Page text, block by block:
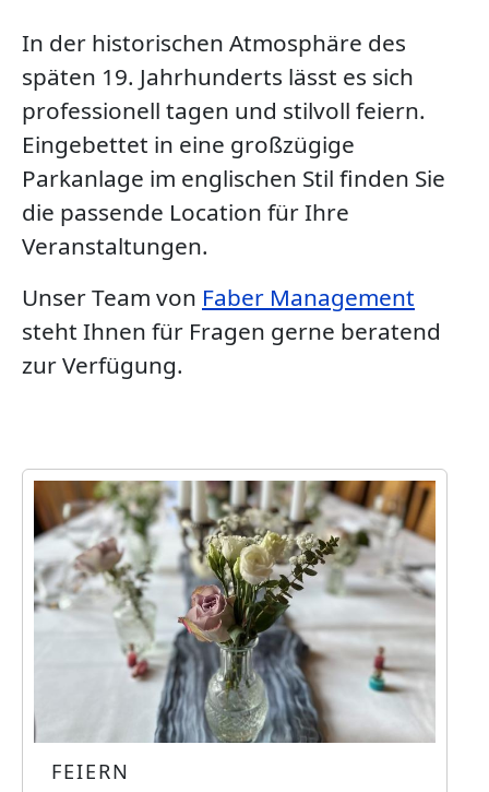
In der historischen Atmosphäre des
späten 19. Jahrhunderts lässt es sich
professionell tagen und stilvoll feiern.
Eingebettet in eine großzügige
Parkanlage im englischen Stil finden Sie
die passende Location für Ihre
Veranstaltungen.
Unser Team von Faber Management
steht Ihnen für Fragen gerne beratend
zur Verfügung.
Bild
FEIERN